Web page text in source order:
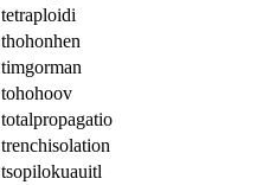
tetraploidi
thohonhen
timgorman
tohohoov
totalpropagatio
trenchisolation
tsopilokuauitl